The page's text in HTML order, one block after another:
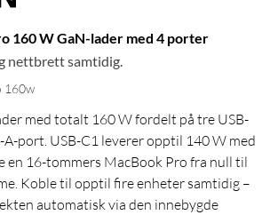
160 W GaN-lader med 4 porter
nettbrett samtidig.
160w
med totalt 160 W fordelt på tre USB-
A-port. USB-C1 leverer opptil 140 W med
en 16-tommers MacBook Pro fra null til
Koble til opptil fire enheter samtidig –
automatisk via den innebygde